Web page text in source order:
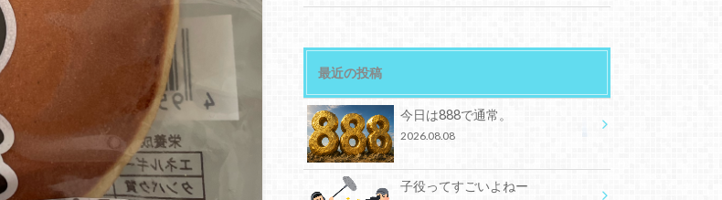
最近の投稿
今日は888で通常。
2026.08.08
子役ってすごいよねー